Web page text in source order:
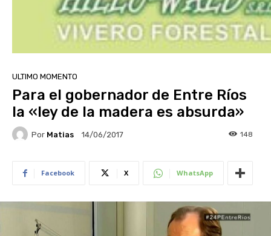
ULTIMO MOMENTO
Para el gobernador de Entre Ríos
la «ley de la madera es absurda»
Por Matias 14/06/2017 148
Facebook X WhatsApp